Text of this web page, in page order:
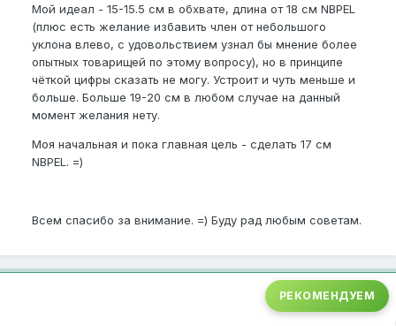
Мой идеал - 15-15.5 см в обхвате, длина от 18 см NBPEL
(плюс есть желание избавить член от небольшого
уклона влево, с удовольствием узнал бы мнение более
опытных товарищей по этому вопросу), но в принципе
чёткой цифры сказать не могу. Устроит и чуть меньше и
больше. Больше 19-20 см в любом случае на данный
момент желания нету.
Моя начальная и пока главная цель - сделать 17 см
NBPEL. =)
Всем спасибо за внимание. =) Буду рад любым советам.
РЕКОМЕНДУЕМ